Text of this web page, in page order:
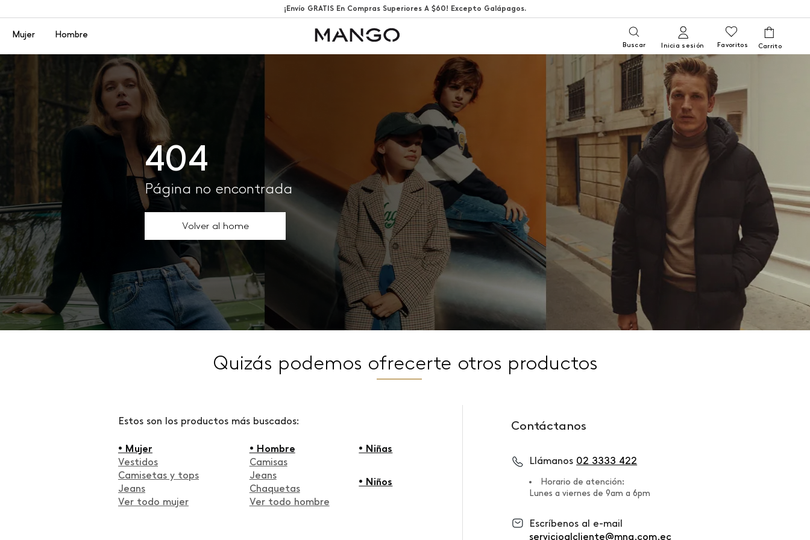
¡Envío GRATIS En Compras Superiores A $60! Excepto Galápagos.
Menú
Mujer Hombre
Buscar Inicia sesión Favoritos
404
Página no encontrada
Volver al home
Quizás podemos ofrecerte otros productos
Estos son los productos más buscados:
• Mujer
Vestidos
Camisetas y tops
Jeans
Ver todo mujer
• Hombre
Camisas
Jeans
Chaquetas
Ver todo hombre
• Niñas
• Niños
Contáctanos
Llámanos 02 3333 422
Horario de atención:
Lunes a viernes de 9am a 6pm
Escríbenos al e-mail
servicioalcliente@mng.com.ec